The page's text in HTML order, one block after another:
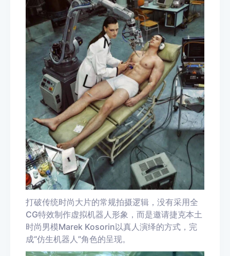
打破传统时尚大片的常规拍摄逻辑，没有采用全
CG特效制作虚拟机器人形象，而是邀请捷克本土
时尚男模Marek Kosorin以真人演绎的方式，完
成“仿生机器人”角色的呈现。